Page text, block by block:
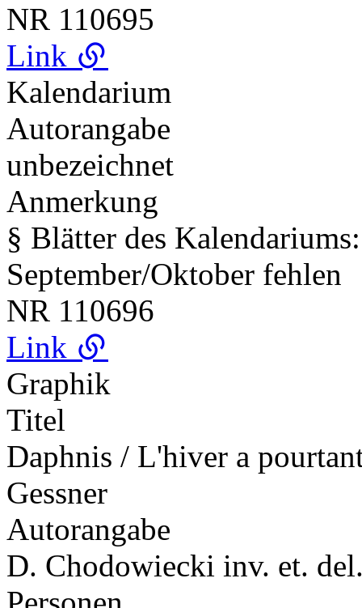
NR 110695
Link
Kalendarium
Autorangabe
unbezeichnet
Anmerkung
§ Blätter des
September/Oktober fehlen
NR 110696
Link
Graphik
Titel
Daphnis / L'hiver a
Gessner
Autorangabe
D. Chodowiecki inv. et.